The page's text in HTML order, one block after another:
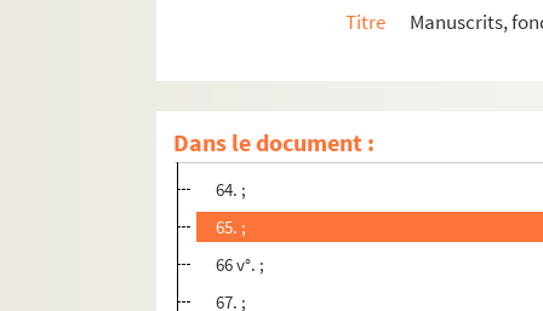
Titre
Manuscrits,
Dans le document :
62 v°. ;
63. ;
63 v°. ;
64. ;
65. ;
66 v°. ;
67. ;